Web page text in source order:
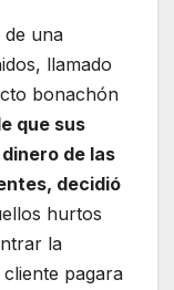
de una
llamado
bonachón
que sus
de las
decidió
hurtos
la
pagara